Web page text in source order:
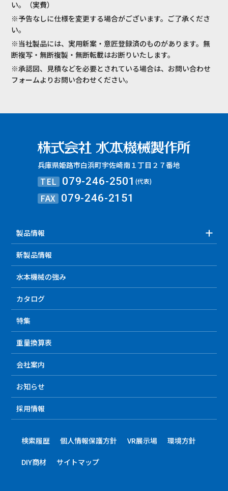
い。（実費）
※予告なしに仕様を変更する場合がございます。ご了承くださ
い。
※当社製品には、実用新案・意匠登録済のものがあります。無
断複写・無断複製・無断転載はお断りいたします。
※承認図、見積などを必要とされている場合は、お問い合わせ
フォームよりお問い合わせください。
兵庫県姫路市白浜町宇佐崎南１丁目２７番地
TEL 079-246-2501(代表)
FAX 079-246-2151
製品情報
新製品情報
水本機械の強み
カタログ
特集
重量換算表
会社案内
お知らせ
採用情報
検索履歴 個人情報保護方針 VR展示場 環境方針
DIY商材 サイトマップ